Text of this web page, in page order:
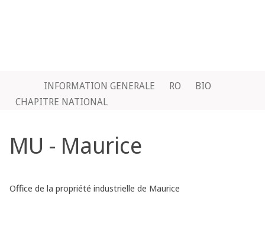
INFORMATION GENERALE RO
BIO
CHAPITRE NATIONAL
MU - Maurice
Office de la propriété industrielle de Maurice